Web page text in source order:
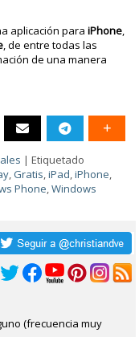
aplicación paraiPhone,
, de entre todas las
de una manera
|Etiquetado
, Gratis,iPad,iPhone,
Phone,Windows
(frecuencia muy